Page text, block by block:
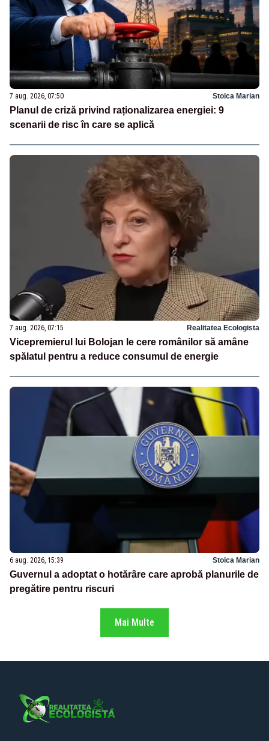
7 aug. 2026, 07:50 Stoica Marian
Planul de criză privind raționalizarea energiei: 9
scenarii de risc în care se aplică
7 aug. 2026, 07:15 Realitatea Ecologista
Vicepremierul lui Bolojan le cere românilor să amâne
spălatul pentru a reduce consumul de energie
6 aug. 2026, 15:39 Stoica Marian
Guvernul a adoptat o hotărâre care aprobă planurile de
pregătire pentru riscuri
Mai Multe